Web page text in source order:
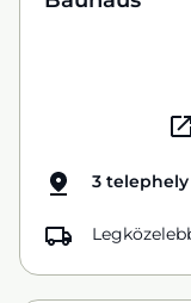
3 telephely